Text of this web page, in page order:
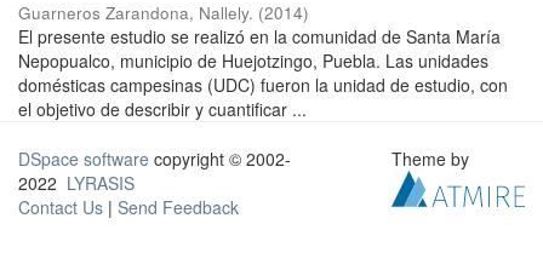
Guarneros Zarandona, Nallely. (2014)
El presente estudio se realizó en la comunidad de Santa María
Nepopualco, municipio de Huejotzingo, Puebla. Las unidades
domésticas campesinas (UDC) fueron la unidad de estudio, con
el objetivo de describir y cuantificar ...
DSpace software copyright © 2002-
2022 LYRASIS
Contact Us | Send Feedback
Theme by